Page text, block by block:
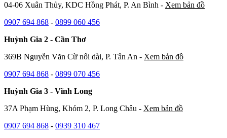
04-06 Xuân Thủy, KDC Hồng Phát, P. An Bình - Xem bản đồ
0907 694 868 - 0899 060 456
Huỳnh Gia 2 - Cần Thơ
369B Nguyễn Văn Cừ nối dài, P. Tân An - Xem bản đồ
0907 694 868 - 0899 070 456
Huỳnh Gia 3 - Vĩnh Long
37A Phạm Hùng, Khóm 2, P. Long Châu - Xem bản đồ
0907 694 868 - 0939 310 467